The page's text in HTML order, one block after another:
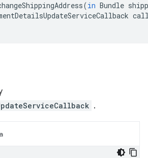
(in Bundle
.